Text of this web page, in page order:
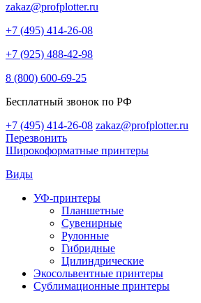
zakaz@profplotter.ru
+7 (495) 414-26-08
+7 (925) 488-42-98
8 (800) 600-69-25
Бесплатный звонок по РФ
+7 (495) 414-26-08 zakaz@profplotter.ru
Перезвонить
Широкоформатные принтеры
Виды
УФ-принтеры
Планшетные
Сувенирные
Рулонные
Гибридные
Цилиндрические
Экосольвентные принтеры
Сублимационные принтеры